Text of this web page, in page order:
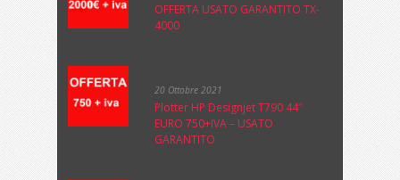
OFFERTA USATO GARANTITO TX-
4000
20 Ottobre 2021
Plotter HP Designjet T790 44″
EURO 750+IVA – USATO
GARANTITO